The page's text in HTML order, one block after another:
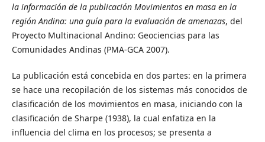
la información de la publicación Movimientos en masa en la
región Andina: una guía para la evaluación de amenazas, del
Proyecto Multinacional Andino: Geociencias para las
Comunidades Andinas (PMA-GCA 2007).
La publicación está concebida en dos partes: en la primera
se hace una recopilación de los sistemas más conocidos de
clasificación de los movimientos en masa, iniciando con la
clasificación de Sharpe (1938), la cual enfatiza en la
influencia del clima en los procesos; se presenta a